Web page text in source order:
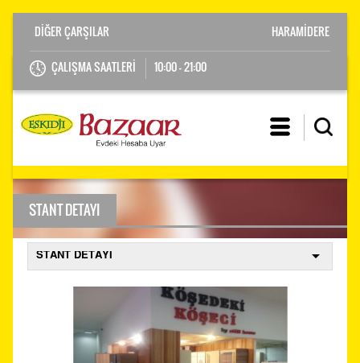
ÇALIŞMA SAATLERİ 10:00 - 21:00
HARAMİDERE
STANT DETAYI